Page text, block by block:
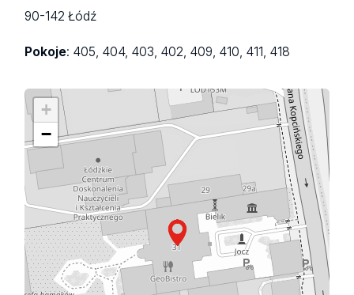
90-142 Łódź
Pokoje: 405, 404, 403, 402, 409, 410, 411, 418
+
−